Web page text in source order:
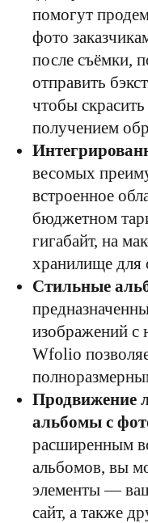
помогут
фото
после съёмки,
отправить
чтобы
получением
весомых
встроенное
бюджетном
гигабайт, на
хранилище для
Стильные
изображений с
Wfolio
Продвижение
альбомы с
расширенным
альбомов, вы
элементы —
сайт, а также